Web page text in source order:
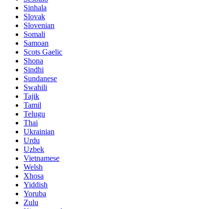
Sinhala
Slovak
Slovenian
Somali
Samoan
Scots Gaelic
Shona
Sindhi
Sundanese
Swahili
Tajik
Tamil
Telugu
Thai
Ukrainian
Urdu
Uzbek
Vietnamese
Welsh
Xhosa
Yiddish
Yoruba
Zulu